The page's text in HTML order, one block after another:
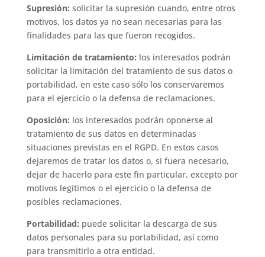
Supresión: solicitar la supresión cuando, entre otros
motivos, los datos ya no sean necesarias para las
finalidades para las que fueron recogidos.
Limitación de tratamiento: los interesados ​​podrán
solicitar la limitación del tratamiento de sus datos o
portabilidad, en este caso sólo los conservaremos
para el ejercicio o la defensa de reclamaciones.
Oposición: los interesados ​​podrán oponerse al
tratamiento de sus datos en determinadas
situaciones previstas en el RGPD. En estos casos
dejaremos de tratar los datos o, si fuera necesario,
dejar de hacerlo para este fin particular, excepto por
motivos legítimos o el ejercicio o la defensa de
posibles reclamaciones.
Portabilidad: puede solicitar la descarga de sus
datos personales para su portabilidad, así como
para transmitirlo a otra entidad.